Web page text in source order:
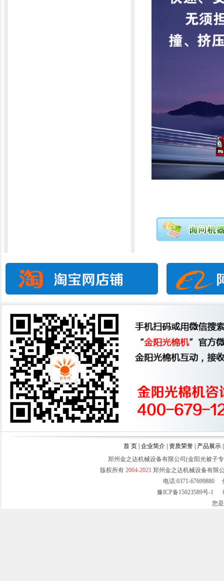
直线行被机
锯齿吸尘轧花机
首 页| 企业简介| 资质荣誉| 产品展示
郑州金之达机械设备有限公司(金阳光被子
版权所有 2004-2021 郑州金之达机械设备有限
电话:0371-67699880
豫ICP备15023589号-1
您